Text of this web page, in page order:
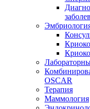
OSCAR
Терапия
Маммология